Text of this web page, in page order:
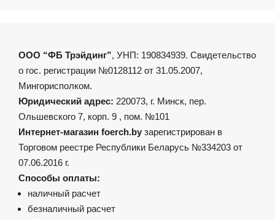
ООО “ФБ Трэйдинг”, УНП: 190834939. Свидетельство
о гос. регистрации №0128112 от 31.05.2007,
Мингорисполком.
Юридический адрес: 220073, г. Минск, пер.
Ольшевского 7, корп. 9 , пом. №101
Интернет-магазин foerch.by зарегистрирован в
Торговом реестре Республики Беларусь №334203 от
07.06.2016 г.
Способы оплаты:
наличный расчет
безналичный расчет